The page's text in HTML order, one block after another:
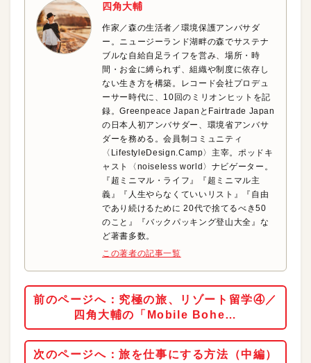
四角大輔
作家／森の生活者／環境保護アンバサダ
ー。ニュージーランド湖畔の森でサステナ
ブルな自給自足ライフを営み、場所・時
間・お金に縛られず、組織や制度に依存し
ない生き方を構築。レコード会社プロデュ
ーサー時代に、10回のミリオンヒットを記
録。Greenpeace JapanとFairtrade Japan
の日本人初アンバサダー、環境省アンバサ
ダーを務める。会員制コミュニティ
〈LifestyleDesign.Camp〉主宰。ポッドキ
ャスト〈‪noiseless‬ world〉ナビゲーター。
『超ミニマル・ライフ』『超ミニマル主
義』『人生やらなくていいリスト』『自由
であり続けるために 20代で捨てるべき50
のこと』『バックパッキング登山大全』な
ど著書多数。
この著者の記事一覧
前のページへ：究極の旅、リゾート留学④／
四角大輔の「Mobile Bohe…
次のページへ：旅を仕事にする方法（中編）